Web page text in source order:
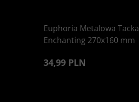
Euphoria Metalowa Tacka
Enchanting 270x160 mm
34,99 PLN